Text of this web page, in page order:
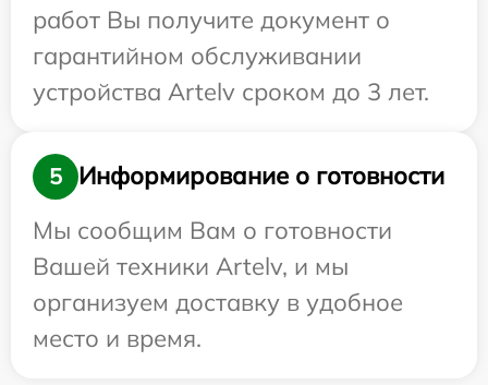
работ Вы получите документ о
гарантийном обслуживании
устройства Artelv сроком до 3 лет.
5
Информирование о готовности
Мы сообщим Вам о готовности
Вашей техники Artelv, и мы
организуем доставку в удобное
место и время.